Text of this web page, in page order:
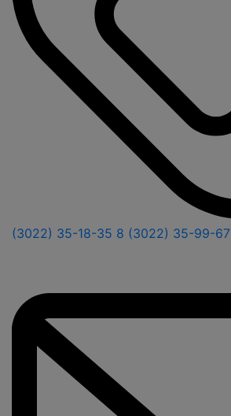
(3022) 35-18-35 8 (3022) 35-99-67